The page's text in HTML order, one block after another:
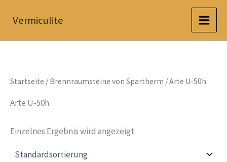
InhaltVermiculite
Startseite / Brennraumsteine von Spartherm / Arte U-50h
Arte U-50h
Einzelnes Ergebnis wird angezeigt